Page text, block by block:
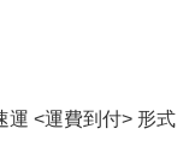
運 <運費到付> 形式